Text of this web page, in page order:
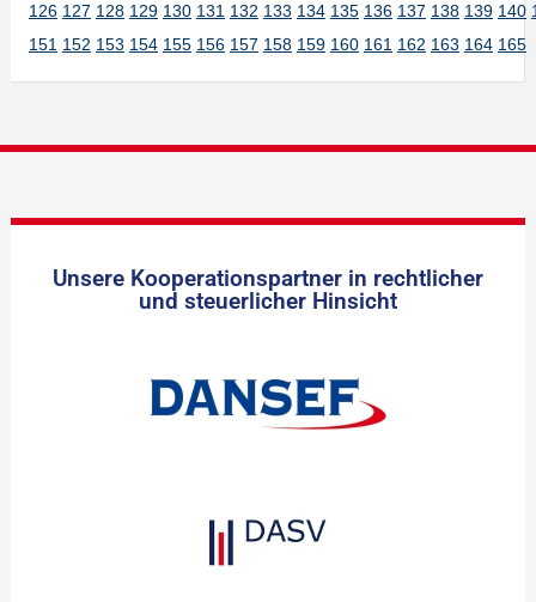
126 127 128 129 130 131 132 133 134 135 136 137 138 139 140
151 152 153 154 155 156 157 158 159 160 161 162 163 164 165
Unsere Kooperationspartner in rechtlicher
und steuerlicher Hinsicht